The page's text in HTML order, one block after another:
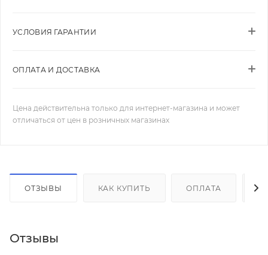
УСЛОВИЯ ГАРАНТИИ
ОПЛАТА И ДОСТАВКА
Цена действительна только для интернет-магазина и может
отличаться от цен в розничных магазинах
ОТЗЫВЫ КАК КУПИТЬ ОПЛАТА
Отзывы